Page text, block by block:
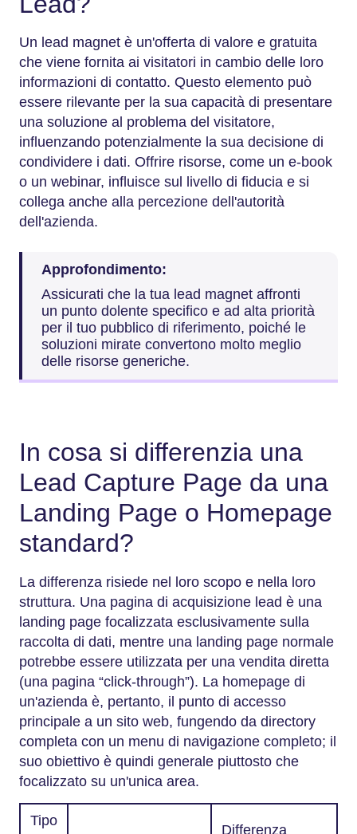
Un lead magnet è un'offerta di valore e gratuita
che viene fornita ai visitatori in cambio delle loro
informazioni di contatto. Questo elemento può
essere rilevante per la sua capacità di presentare
una soluzione al problema del visitatore,
influenzando potenzialmente la sua decisione di
condividere i dati. Offrire risorse, come un e-book
o un webinar, influisce sul livello di fiducia e si
collega anche alla percezione dell'autorità
dell'azienda.
Approfondimento:
Assicurati che la tua lead magnet affronti
un punto dolente specifico e ad alta priorità
per il tuo pubblico di riferimento, poiché le
soluzioni mirate convertono molto meglio
delle risorse generiche.
In cosa si differenzia una
Lead Capture Page da una
Landing Page o Homepage
standard?
La differenza risiede nel loro scopo e nella loro
struttura. Una pagina di acquisizione lead è una
landing page focalizzata esclusivamente sulla
raccolta di dati, mentre una landing page normale
potrebbe essere utilizzata per una vendita diretta
(una pagina “click-through”). La homepage di
un'azienda è, pertanto, il punto di accesso
principale a un sito web, fungendo da directory
completa con un menu di navigazione completo; il
suo obiettivo è quindi generale piuttosto che
focalizzato su un'unica area.
Tipo
Differenza